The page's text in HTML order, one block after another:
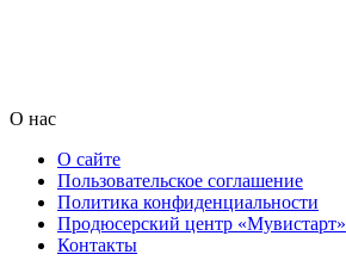
О нас
О сайте
Пользовательское соглашение
Политика конфиденциальности
Продюсерский центр «Мувистарт»
Контакты